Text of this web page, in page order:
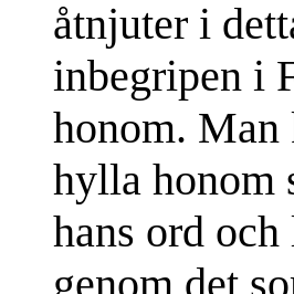
åtnjuter i
inbegripen i
honom. Man
hylla honom
hans ord
genom det